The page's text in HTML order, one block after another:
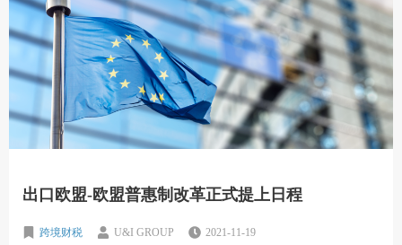
出口欧盟-欧盟普惠制改革正式提上日程
跨境财税 U&I GROUP 2021-11-19